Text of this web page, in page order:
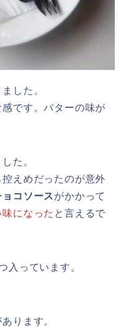
した。
です。バターの味が
た。
えめだったのが意外
ョコソースがかかって
になった と言えるで
入っています。
あります。